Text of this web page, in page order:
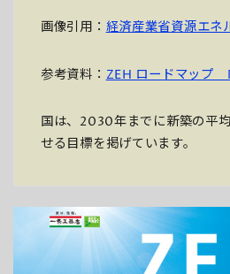
画像引用： 経済産業省資源エネ
参考資料： ZEH ロードマップ
国は、2030年までに新築の平
せる目標を掲げています。